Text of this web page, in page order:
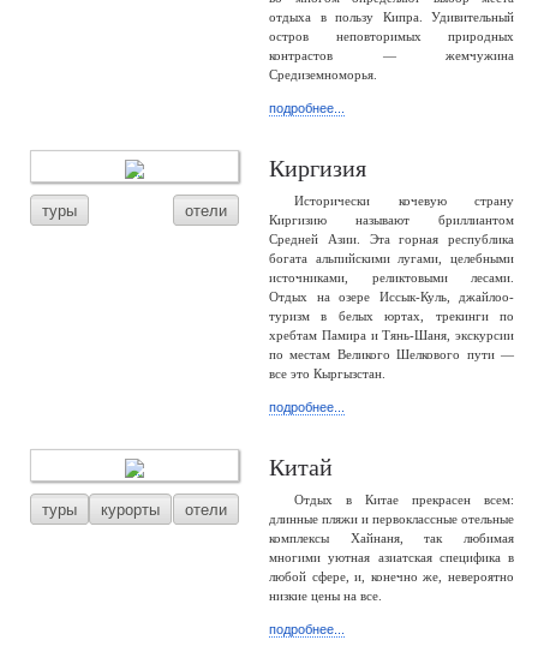
отдыха в пользу Кипра. Удивительный
остров неповторимых природных
контрастов — жемчужина
Средиземноморья.
подробнее...
туры отели
Киргизия
Исторически кочевую страну
Киргизию называют бриллиантом
Средней Азии. Эта горная республика
богата альпийскими лугами, целебными
источниками, реликтовыми лесами.
Отдых на озере Иссык-Куль, джайлоо-
туризм в белых юртах, трекинги по
хребтам Памира и Тянь-Шаня, экскурсии
по местам Великого Шелкового пути —
все это Кыргызстан.
подробнее...
туры курорты отели
Китай
Отдых в Китае прекрасен всем:
длинные пляжи и первоклассные отельные
комплексы Хайнаня, так любимая
многими уютная азиатская специфика в
любой сфере, и, конечно же, невероятно
низкие цены на все.
подробнее...